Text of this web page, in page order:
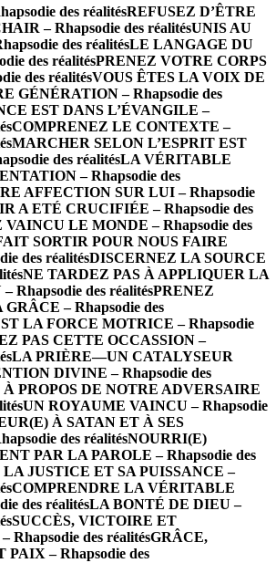
des réalitésREFUSEZ D’ÊTRE
– Rhapsodie des réalitésUNIS AU
des réalitésLE LANGAGE DU
des réalitésPRENEZ VOTRE CORPS
des réalitésVOUS ÊTES LA VOIX DE
GÉNÉRATION – Rhapsodie des
EST DANS L’ÉVANGILE –
COMPRENEZ LE CONTEXTE –
MARCHER SELON L’ESPRIT EST
des réalitésLA VÉRITABLE
– Rhapsodie des
AFFECTION SUR LUI – Rhapsodie
A ETÉ CRUCIFIÉE – Rhapsodie des
VAINCU LE MONDE – Rhapsodie des
SORTIR POUR NOUS FAIRE
des réalitésDISCERNEZ LA SOURCE
NE TARDEZ PAS À APPLIQUER LA
Rhapsodie des réalitésPRENEZ
– Rhapsodie des
LA FORCE MOTRICE – Rhapsodie
PAS CETTE OCCASSION –
LA PRIÈRE—UN CATALYSEUR
DIVINE – Rhapsodie des
PROPOS DE NOTRE ADVERSAIRE
UN ROYAUME VAINCU – Rhapsodie
À SATAN ET À SES
des réalitésNOURRI(E)
PAR LA PAROLE – Rhapsodie des
JUSTICE ET SA PUISSANCE –
COMPRENDRE LA VÉRITABLE
des réalitésLA BONTÉ DE DIEU –
SUCCÈS, VICTOIRE ET
Rhapsodie des réalitésGRÂCE,
– Rhapsodie des